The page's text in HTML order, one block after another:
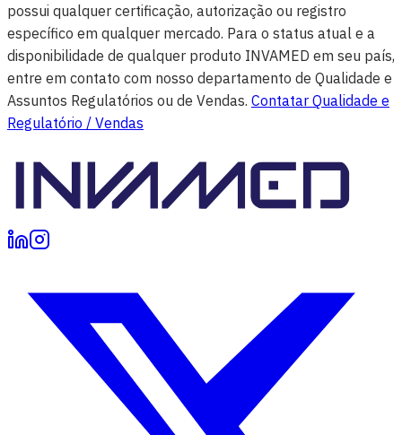
possui qualquer certificação, autorização ou registro
específico em qualquer mercado. Para o status atual e a
disponibilidade de qualquer produto INVAMED em seu país,
entre em contato com nosso departamento de Qualidade e
Assuntos Regulatórios ou de Vendas. Contatar Qualidade e
Regulatório / Vendas